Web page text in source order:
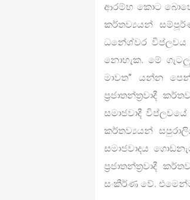
ආරම්භ කොට බොහෝ
කර්තව්‍යයන්
ධනේශ්වර විප්ලවය
නොහැක. මේ
මාවත” යන්න
ප්‍රජාතන්ත්‍රවාදී
සමාජවාදී
කර්තව්‍යයන්
සමාජවාදය
ප්‍රජාතන්ත්‍රවාදී
සංකීර්ණ වේ.